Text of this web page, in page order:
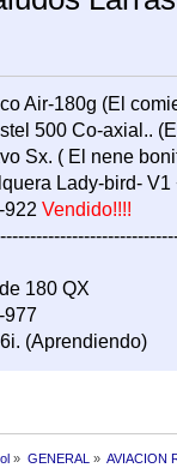
Air-180g (El
500 Co-axial..
Sx. ( El nene
Lady-bird-
922 Vendido!!!!
180 QX
977
(Aprendiendo)
» GENERAL » AVIACION